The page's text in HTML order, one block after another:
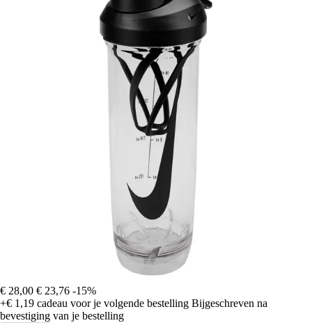
€ 28,00 € 23,76 -15%
+€ 1,19 cadeau voor je volgende bestelling Bijgeschreven na
bevestiging van je bestelling